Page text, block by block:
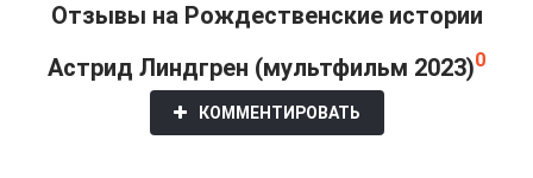
Отзывы на Рождественские истории
Астрид Линдгрен (мультфильм 2023)0
КОММЕНТИРОВАТЬ